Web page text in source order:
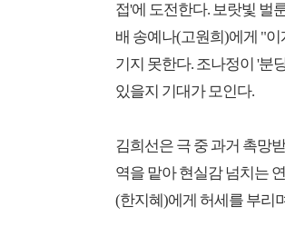
접'에 도전한다. 보랏빛 벌
배 송예나(고원희)에게 "
기지 못한다. 조나정이 '분
있을지 기대가 모인다.
김희선은 극 중 과거 촉망
역을 맡아 현실감 넘치는
(한지혜)에게 허세를 부리